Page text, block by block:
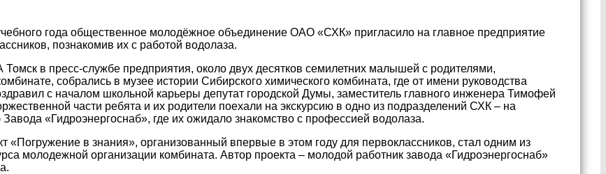
года общественное молодёжное объединение ОАО «СХК» пригласило на главное предприятие
познакомив их с работой водолаза.
в пресс-службе предприятия, около двух десятков семилетних малышей с родителями,
собрались в музее истории Сибирского химического комбината, где от имени руководства
с началом школьной карьеры депутат городской Думы, заместитель главного инженера Тимофей
части ребята и их родители поехали на экскурсию в одно из подразделений СХК – на
«Гидроэнергоснаб», где их ожидало знакомство с профессией водолаза.
«Погружение в знания», организованный впервые в этом году для первоклассников, стал одним из
молодежной организации комбината. Автор проекта – молодой работник завода «Гидроэнергоснаб»